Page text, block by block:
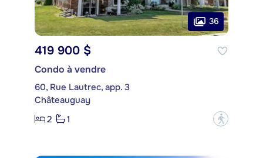
36
419 900 $
Condo à vendre
60, Rue Lautrec, app. 3
Châteauguay
2
1 ?